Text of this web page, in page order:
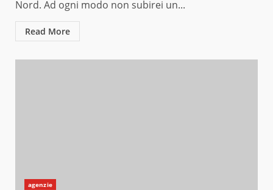
Nord. Ad ogni modo non subirei un...
Read More
agenzie